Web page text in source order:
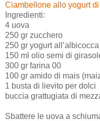
Ciambellone allo yogurt
Ingredienti:
4 uova
250 gr zucchero
250 gr yogurt all’albicocca
150 ml olio semi di
300 gr farina 00
100 gr amido di mais
1 busta di lievito per dolci
buccia grattugiata di
Sbattere le uova a